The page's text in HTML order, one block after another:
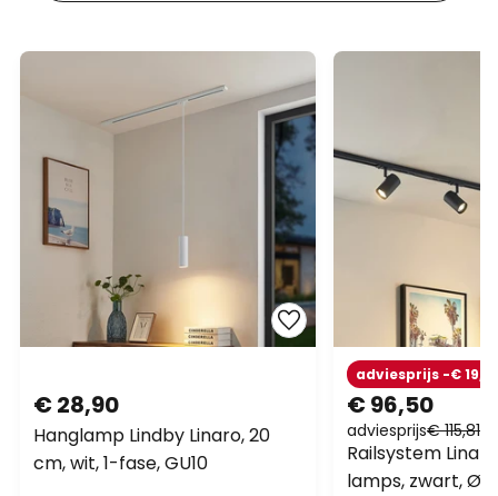
€ 28,90
Hanglamp Lindby Linaro, 20
cm, wit, 1-fase, GU10
€ 96,50
adviesprijs€ 115,81
adviesprijs -€ 19,31
Railsystem
lamps, zwart, Ø